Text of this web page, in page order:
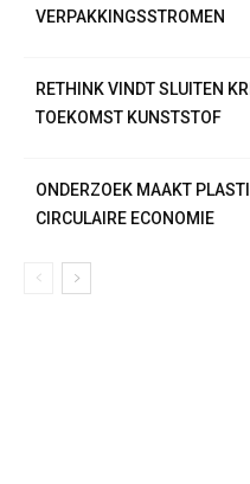
VERPAKKINGSSTROMEN
RETHINK VINDT SLUITEN
TOEKOMST KUNSTSTOF
ONDERZOEK MAAKT
CIRCULAIRE ECONOMIE